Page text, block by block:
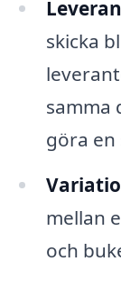
skicka
samma
göra en
mellan
och